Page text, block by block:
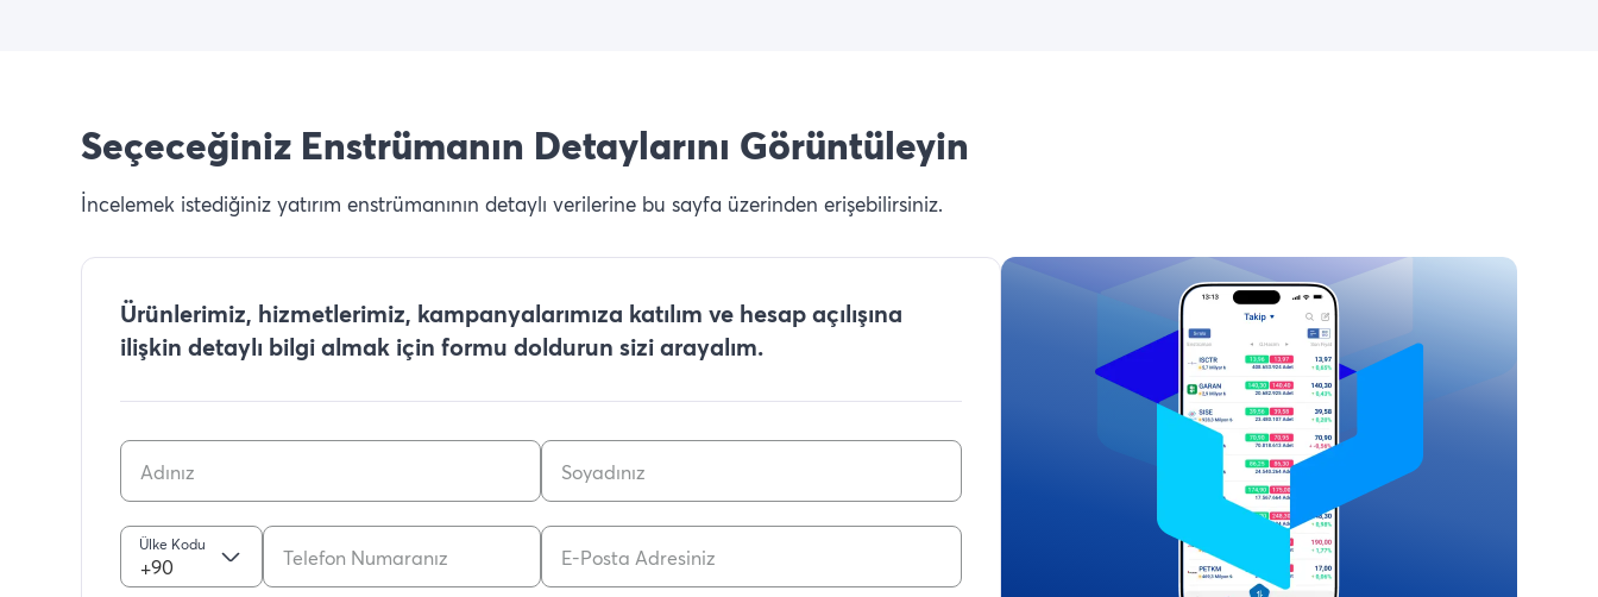
Seçeceğiniz Enstrümanın Detaylarını Görüntüleyin
İncelemek istediğiniz yatırım enstrümanının detaylı verilerine bu sayfa üzerinden erişebilirsiniz.
Ürünlerimiz, hizmetlerimiz, kampanyalarımıza katılım ve hesap açılışına
ilişkin detaylı bilgi almak için formu doldurun sizi arayalım.
Ülke Kodu
+90